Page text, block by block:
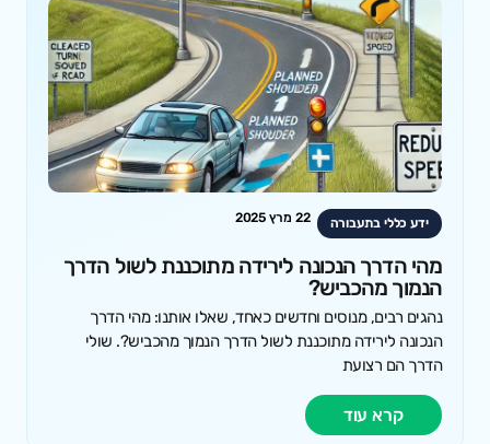
ידע כללי בתעבורה 22 מרץ 2025
מהי הדרך הנכונה לירידה מתוכננת לשול הדרך
הנמוך מהכביש?
נהגים רבים, מנוסים וחדשים כאחד, שאלו אותנו: מהי הדרך
הנכונה לירידה מתוכננת לשול הדרך הנמוך מהכביש?. שולי
הדרך הם רצועת
קרא עוד